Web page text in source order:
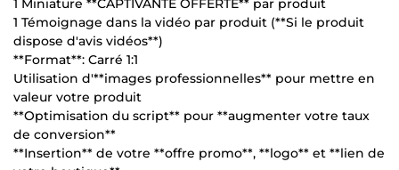
1 Miniature **CAPTIVANTE OFFERTE** par produit
1 Témoignage dans la vidéo par produit (**Si le produit
dispose d'avis vidéos**)
**Format**: Carré 1:1
Utilisation d'**images professionnelles** pour mettre en
valeur votre produit
**Optimisation du script** pour **augmenter votre taux
de conversion**
**Insertion** de votre **offre promo**, **logo** et **lien de